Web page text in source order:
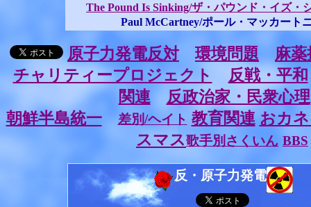
The Pound Is Sinking/ザ・パウンド・イズ・
Paul McCartney/ポール・マッカート
原子力発電反対 環境問題
麻
チャリティープロジェクト
反戦・平和
関連
反政治家・民衆心理
朝鮮半島統一
差別/ヘイト 教育関連 おカ
スマス歌手別さくいん BBS
反・原子力発電